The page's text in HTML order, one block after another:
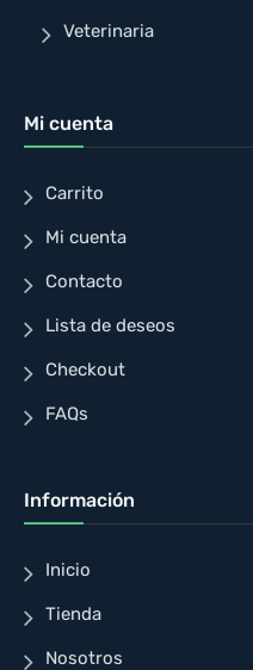
Veterinaria
Mi cuenta
Carrito
Mi cuenta
Contacto
Lista de deseos
Checkout
FAQs
Información
Inicio
Tienda
Nosotros